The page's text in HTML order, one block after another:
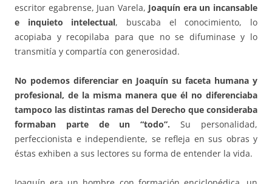
escritor egabrense, Juan Varela, Joaquín era un incansable
e inquieto intelectual, buscaba el conocimiento, lo
acopiaba y recopilaba para que no se difuminase y lo
transmitía y compartía con generosidad.
No podemos diferenciar en Joaquín su faceta humana y
profesional, de la misma manera que él no diferenciaba
tampoco las distintas ramas del Derecho que consideraba
formaban parte de un “todo”. Su personalidad,
perfeccionista e independiente, se refleja en sus obras y
éstas exhiben a sus lectores su forma de entender la vida.